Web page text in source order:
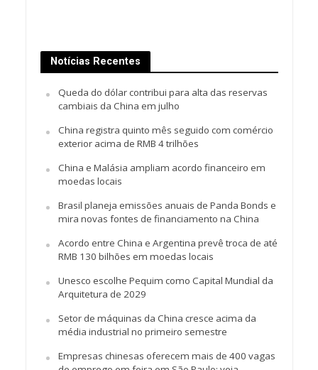
Notícias Recentes
Queda do dólar contribui para alta das reservas
cambiais da China em julho
China registra quinto mês seguido com comércio
exterior acima de RMB 4 trilhões
China e Malásia ampliam acordo financeiro em
moedas locais
Brasil planeja emissões anuais de Panda Bonds e
mira novas fontes de financiamento na China
Acordo entre China e Argentina prevê troca de até
RMB 130 bilhões em moedas locais
Unesco escolhe Pequim como Capital Mundial da
Arquitetura de 2029
Setor de máquinas da China cresce acima da
média industrial no primeiro semestre
Empresas chinesas oferecem mais de 400 vagas